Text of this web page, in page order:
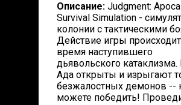
Описание: Judgment:
Survival Simulation -
колонии с тактическими
Действие игры
время наступившего
дьявольского катаклизма.
Ада открыты и изрыгают
безжалостных демонов --
можете победить!